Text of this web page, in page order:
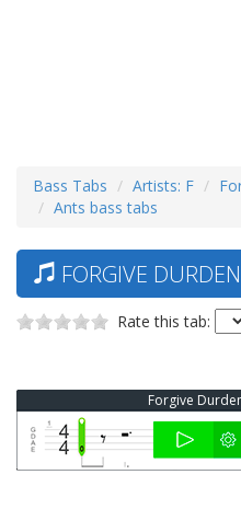
Bass Tabs Artists: F
Ants bass tabs
FORGIVE
Rate this tab:
Forgive